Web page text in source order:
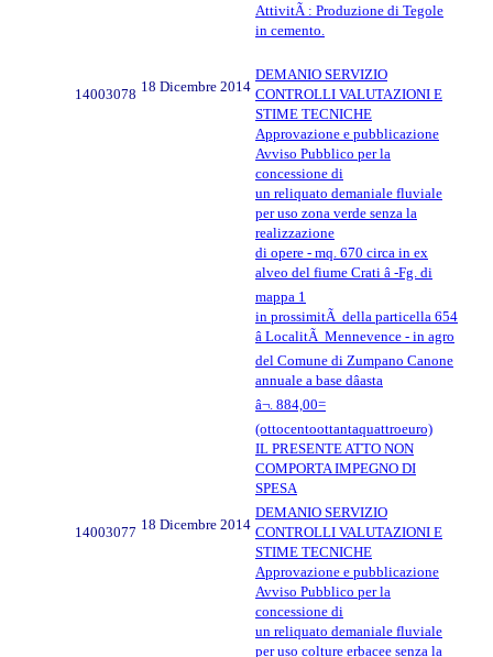
AttivitÃ : Produzione di Tegole
in cemento.
14003078 18 Dicembre 2014
DEMANIO SERVIZIO
CONTROLLI VALUTAZIONI E
STIME TECNICHE
Approvazione e pubblicazione
Avviso Pubblico per la
concessione di
un reliquato demaniale fluviale
per uso zona verde senza la
realizzazione
di opere - mq. 670 circa in ex
alveo del fiume Crati â -Fg. di
mappa 1
in prossimitÃ della particella 654
â LocalitÃ Mennevence - in agro
del Comune di Zumpano Canone
annuale a base dâasta
â¬. 884,00=
(ottocentoottantaquattroeuro)
IL PRESENTE ATTO NON
COMPORTA IMPEGNO DI
SPESA
14003077 18 Dicembre 2014
DEMANIO SERVIZIO
CONTROLLI VALUTAZIONI E
STIME TECNICHE
Approvazione e pubblicazione
Avviso Pubblico per la
concessione di
un reliquato demaniale fluviale
per uso colture erbacee senza la